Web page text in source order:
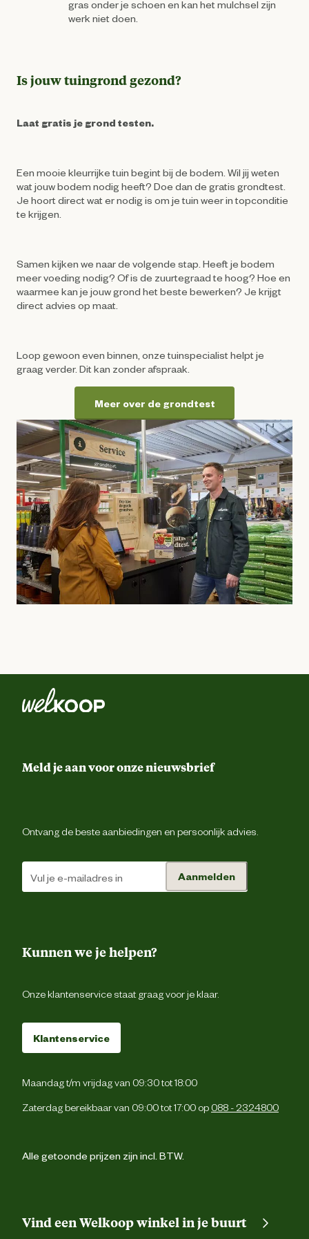
gras onder je schoen en kan het mulchsel zijn
werk niet doen.
Is jouw tuingrond gezond?
Laat gratis je grond testen.
Een mooie kleurrijke tuin begint bij de bodem. Wil jij weten
wat jouw bodem nodig heeft? Doe dan de gratis grondtest.
Je hoort direct wat er nodig is om je tuin weer in topconditie
te krijgen.
Samen kijken we naar de volgende stap. Heeft je bodem
meer voeding nodig? Of is de zuurtegraad te hoog? Hoe en
waarmee kan je jouw grond het beste bewerken? Je krijgt
direct advies op maat.
Loop gewoon even binnen, onze tuinspecialist helpt je
graag verder. Dit kan zonder afspraak.
Meer over de grondtest
Meld je aan voor onze nieuwsbrief
Ontvang de beste aanbiedingen en persoonlijk advies.
Aanmelden
Kunnen we je helpen?
Onze klantenservice staat graag voor je klaar.
Klantenservice
Maandag t/m vrijdag van 09:30 tot 18:00
Zaterdag bereikbaar van 09:00 tot 17:00 op 088 - 2324800
Alle getoonde prijzen zijn incl. BTW.
Vind een Welkoop winkel in je buurt